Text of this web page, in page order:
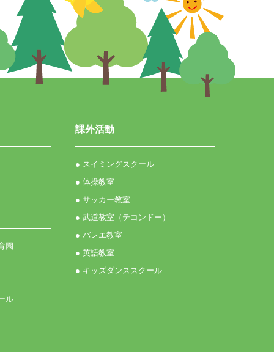
園
ル
課外活動
● スイミングスクール
● 体操教室
● サッカー教室
● 武道教室（テコンドー）
● バレエ教室
● 英語教室
● キッズダンススクール